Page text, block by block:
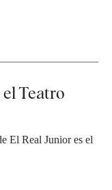
Teatro
El Real Junior es el